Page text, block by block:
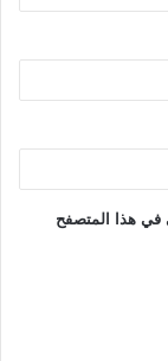
في هذا المتصفح